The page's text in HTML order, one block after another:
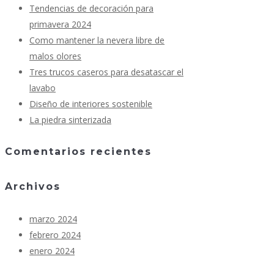
Tendencias de decoración para
primavera 2024
Como mantener la nevera libre de
malos olores
Tres trucos caseros para desatascar el
lavabo
Diseño de interiores sostenible
La piedra sinterizada
Comentarios recientes
Archivos
marzo 2024
febrero 2024
enero 2024